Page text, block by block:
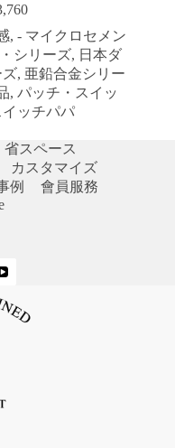
価
格
帯:
NT$680
–
NT$3,760
,- マイクロセメン
シリーズ, 日本ダ
ズ, 亜鉛合金シリー
,パッチ・スイッ
イッチパパ
省スペース
カスタマイズ
例
會員服務